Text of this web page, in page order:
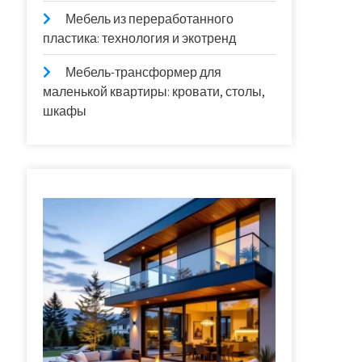
Мебель из переработанного
пластика: технология и экотренд
Мебель-трансформер для
маленькой квартиры: кровати, столы,
шкафы